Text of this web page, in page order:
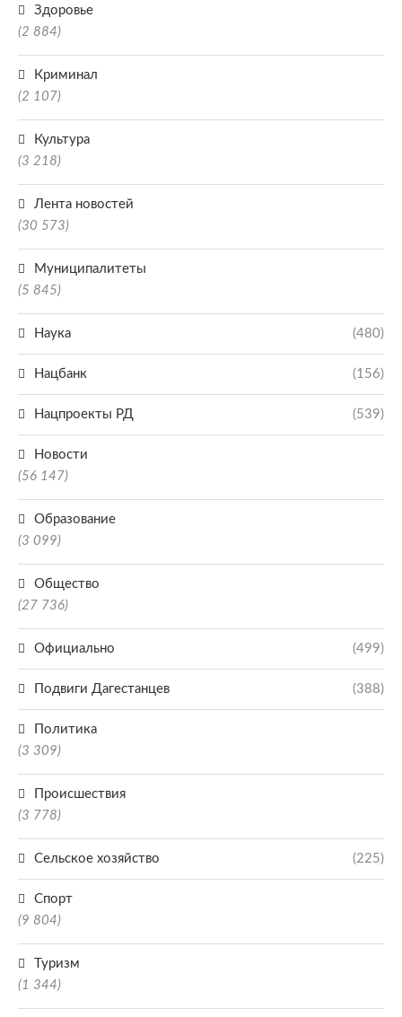
Здоровье
(2 884)
Криминал
(2 107)
Культура
(3 218)
Лента новостей
(30 573)
Муниципалитеты
(5 845)
Наука (480)
Нацбанк (156)
Нацпроекты РД (539)
Новости
(56 147)
Образование
(3 099)
Общество
(27 736)
Официально (499)
Подвиги Дагестанцев (388)
Политика
(3 309)
Происшествия
(3 778)
Сельское хозяйство (225)
Спорт
(9 804)
Туризм
(1 344)